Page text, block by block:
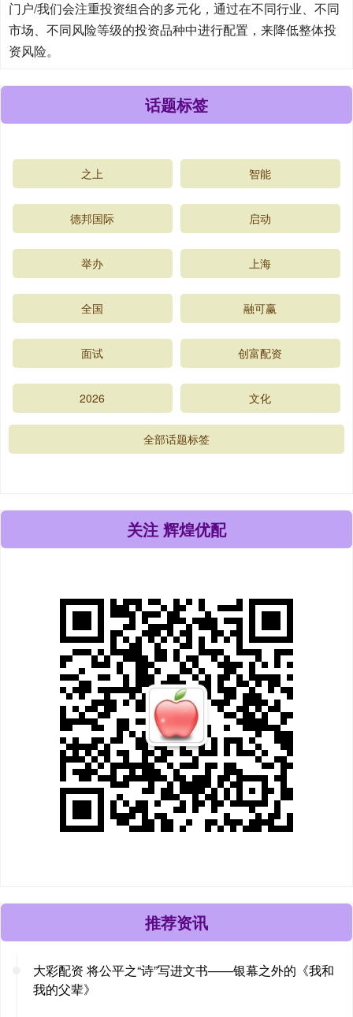
门户/我们会注重投资组合的多元化，通过在不同行业、不同
市场、不同风险等级的投资品种中进行配置，来降低整体投
资风险。
话题标签
之上 智能
德邦国际 启动
举办 上海
全国 融可赢
面试 创富配资
2026 文化
全部话题标签
关注 辉煌优配
推荐资讯
大彩配资 将公平之“诗”写进文书——银幕之外的《我和
我的父辈》